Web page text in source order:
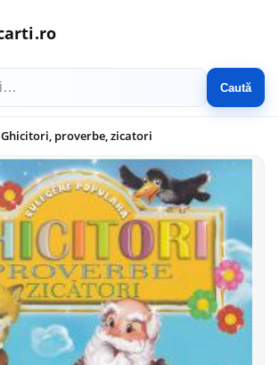
Caută
Ghicitori, proverbe, zicatori